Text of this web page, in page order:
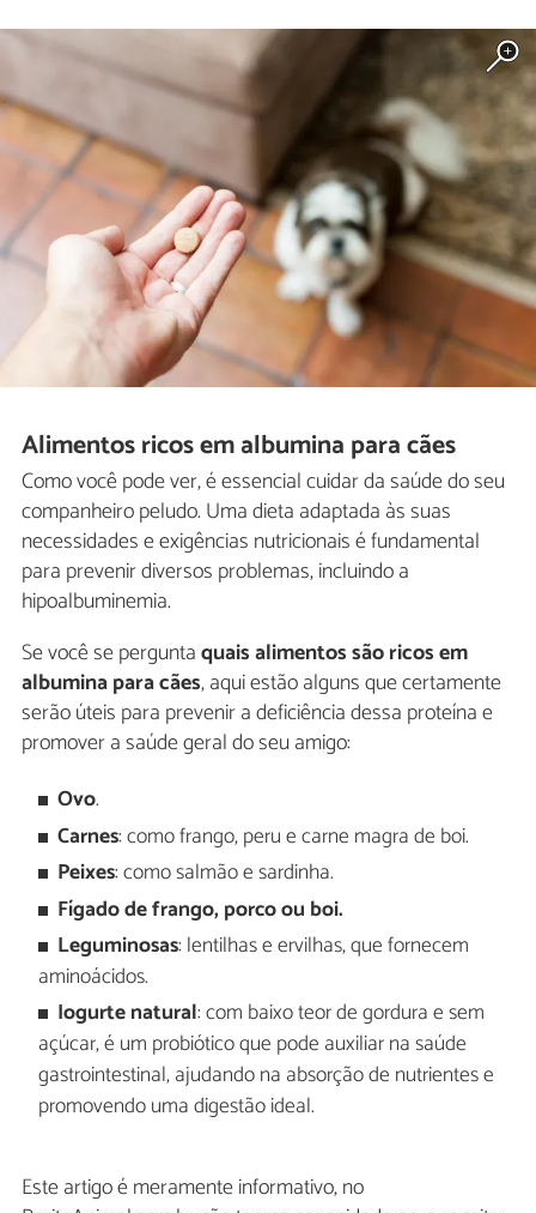
Alimentos ricos em albumina para cães
Como você pode ver, é essencial cuidar da saúde do seu
companheiro peludo. Uma dieta adaptada às suas
necessidades e exigências nutricionais é fundamental
para prevenir diversos problemas, incluindo a
hipoalbuminemia.
Se você se perguntaquais alimentos são ricos em
albumina para cães, aqui estão alguns que certamente
serão úteis para prevenir a deficiência dessa proteína e
promover a saúde geral do seu amigo:
Ovo.
Carnes: como frango, peru e carne magra de boi.
Peixes: como salmão e sardinha.
Fígado de frango, porco ou boi.
Leguminosas: lentilhas e ervilhas, que fornecem
aminoácidos.
Iogurte natural: com baixo teor de gordura e sem
açúcar, é um probiótico que pode auxiliar na saúde
gastrointestinal, ajudando na absorção de nutrientes e
promovendo uma digestão ideal.
Este artigo é meramente informativo, no